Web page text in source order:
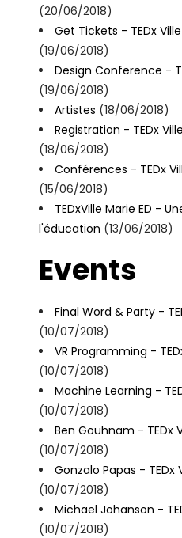
(20/06/2018)
Get Tickets - TEDx
(19/06/2018)
Design Conference -
(19/06/2018)
Artistes (18/06/2018)
Registration - TEDx
(18/06/2018)
Conférences - TEDx
(15/06/2018)
TEDxVille Marie ED -
l'éducation (13/06/2018)
Events
Final Word & Party -
(10/07/2018)
VR Programming -
(10/07/2018)
Machine Learning -
(10/07/2018)
Ben Gouhnam - TEDx
(10/07/2018)
Gonzalo Papas - TEDx
(10/07/2018)
Michael Johanson -
(10/07/2018)